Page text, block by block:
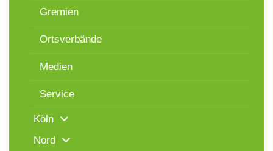
Gremien
Ortsverbände
Medien
Service
Köln
Nord